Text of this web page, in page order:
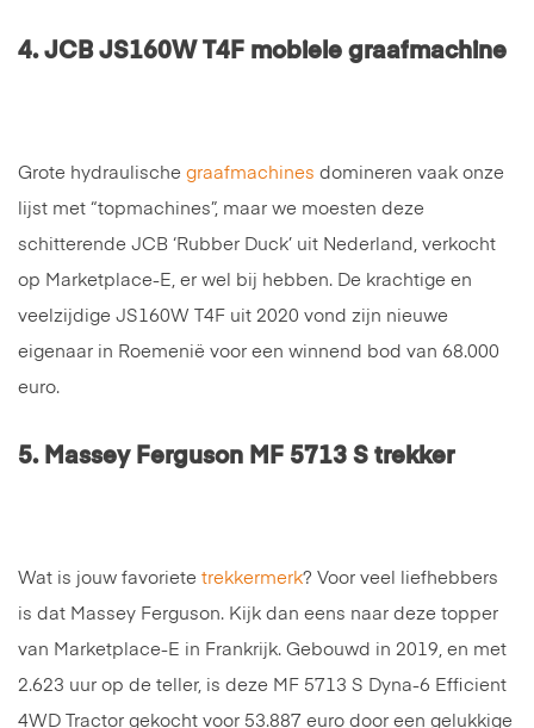
4. JCB JS160W T4F mobiele graafmachine
Grote hydraulische graafmachines domineren vaak onze
lijst met “topmachines”, maar we moesten deze
schitterende JCB ‘Rubber Duck’ uit Nederland, verkocht
op Marketplace-E, er wel bij hebben. De krachtige en
veelzijdige JS160W T4F uit 2020 vond zijn nieuwe
eigenaar in Roemenië voor een winnend bod van 68.000
euro.
5. Massey Ferguson MF 5713 S trekker
Wat is jouw favoriete trekkermerk? Voor veel liefhebbers
is dat Massey Ferguson. Kijk dan eens naar deze topper
van Marketplace-E in Frankrijk. Gebouwd in 2019, en met
2.623 uur op de teller, is deze MF 5713 S Dyna-6 Efficient
4WD Tractor gekocht voor 53.887 euro door een gelukkige